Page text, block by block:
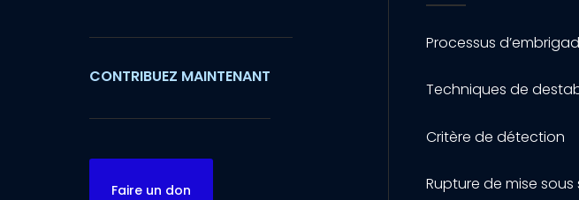
CONTRIBUEZ MAINTENANT
Faire un don
Processus
Techniques de
Critère de détection
Rupture de mise sous